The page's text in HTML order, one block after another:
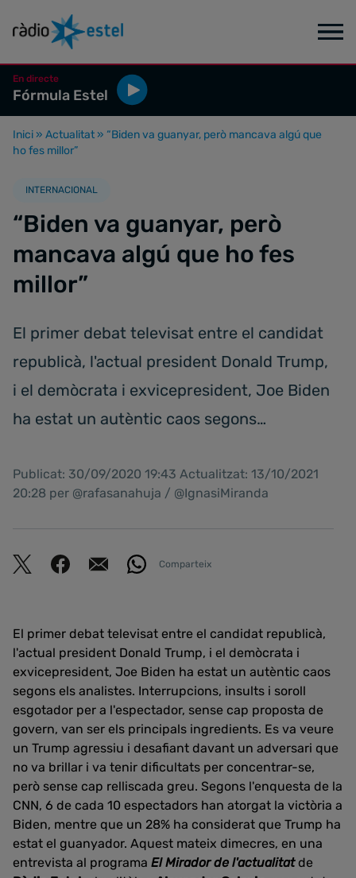
En directe
Fórmula Estel
Inici » Actualitat » “Biden va guanyar, però mancava algú que
ho fes millor”
INTERNACIONAL
“Biden va guanyar, però
mancava algú que ho fes
millor”
El primer debat televisat entre el candidat
republicà, l'actual president Donald Trump,
i el demòcrata i exvicepresident, Joe Biden
ha estat un autèntic caos segons…
Publicat: 30/09/2020 19:43 Actualitzat: 13/10/2021
20:28 per @rafasanahuja / @IgnasiMiranda
Comparteix
El primer debat televisat entre el candidat republicà,
l'actual president Donald Trump, i el demòcrata i
exvicepresident, Joe Biden ha estat un autèntic caos
segons els analistes. Interrupcions, insults i soroll
esgotador per a l'espectador, sense cap proposta de
govern, van ser els principals ingredients. Es va veure
un Trump agressiu i desafiant davant un adversari que
no va brillar i va tenir dificultats per concentrar-se,
però sense cap relliscada greu. Segons l'enquesta de la
CNN, 6 de cada 10 espectadors han atorgat la victòria a
Biden, mentre que un 28% ha considerat que Trump ha
estat el guanyador. Aquest mateix dimecres, en una
entrevista al programa El Mirador de l'actualitatde